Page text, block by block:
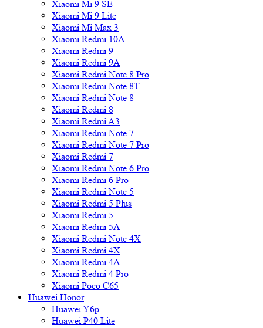
Xiaomi Mi 9 SE
Xiaomi Mi 9 Lite
Xiaomi Mi Max 3
Xiaomi Redmi 10A
Xiaomi Redmi 9
Xiaomi Redmi 9A
Xiaomi Redmi Note 8 Pro
Xiaomi Redmi Note 8T
Xiaomi Redmi Note 8
Xiaomi Redmi 8
Xiaomi Redmi A3
Xiaomi Redmi Note 7
Xiaomi Redmi Note 7 Pro
Xiaomi Redmi 7
Xiaomi Redmi Note 6 Pro
Xiaomi Redmi 6 Pro
Xiaomi Redmi Note 5
Xiaomi Redmi 5 Plus
Xiaomi Redmi 5
Xiaomi Redmi 5A
Xiaomi Redmi Note 4X
Xiaomi Redmi 4X
Xiaomi Redmi 4A
Xiaomi Redmi 4 Pro
Xiaomi Poco C65
Huawei Honor
Huawei Y6p
Huawei P40 Lite